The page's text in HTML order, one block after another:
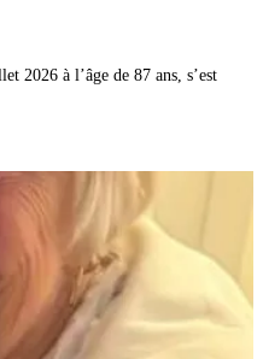
2026 à l’âge de 87 ans, s’est